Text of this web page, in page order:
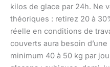
kilos de glace par 24h. Ne
théoriques : retirez 20 à
réelle en conditions de
couverts aura besoin
minimum 40 à 50 kg par